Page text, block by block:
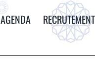
AGENDA RECRUTEMENT